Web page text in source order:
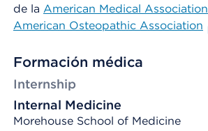
de la American Medical Association
American Osteopathic Association
Formación médica
Internship
Internal Medicine
Morehouse School of Medicine